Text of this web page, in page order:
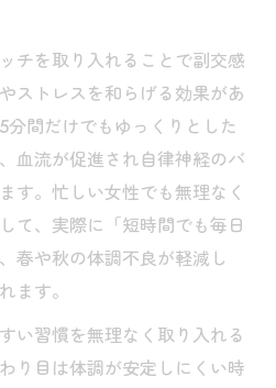
チを取り入れることで副交感
ストレスを和らげる効果があ
分間だけでもゆっくりとした
血流が促進され自律神経のバ
す。忙しい女性でも無理なく
て、実際に「短時間でも毎日
春や秋の体調不良が軽減し
ます。
い習慣を無理なく取り入れる
り目は体調が安定しにくい時